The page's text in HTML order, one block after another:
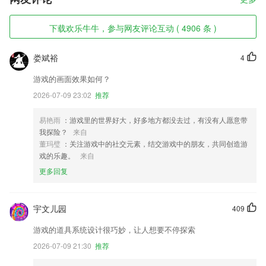
下载欢乐牛牛，参与网友评论互动 ( 4906 条 )
4
娄斌裕
游戏的画面效果如何？
2026-07-09 23:02 推荐
易艳雨 ：游戏里的世界好大，好多地方都没去过，有没有人愿意带
我探险？
来自
董玛璧 ：关注游戏中的社交元素，结交游戏中的朋友，共同创造游
戏的乐趣。
来自
更多回复
409
宇文儿园
游戏的道具系统设计很巧妙，让人想要不停探索
2026-07-09 21:30 推荐